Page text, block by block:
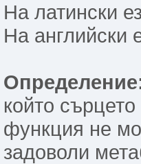
На латински
На английски
който
функция не
задоволи